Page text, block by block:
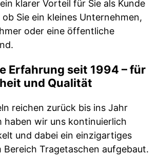
klarer Vorteil für Sie als Kunde
Sie ein kleines Unternehmen,
oder eine öffentliche
Erfahrung seit 1994 – für
und Qualität
reichen zurück bis ins Jahr
haben wir uns kontinuierlich
und dabei ein einzigartiges
Tragetaschen aufgebaut.